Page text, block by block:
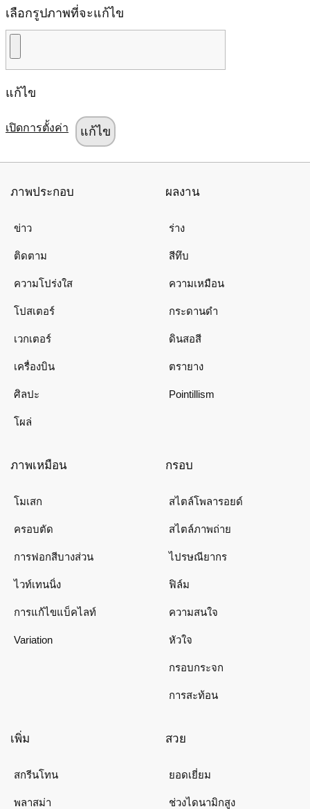
เลือกรูปภาพที่จะแก้ไข
แก้ไข
เปิดการตั้งค่า
ภาพประกอบ
ข่าว
ติดตาม
ความโปร่งใส
โปสเตอร์
เวกเตอร์
เครื่องบิน
ศิลปะ
โผล่
ผลงาน
ร่าง
สีทึบ
ความเหมือน
กระดานดำ
ดินสอสี
ตรายาง
Pointillism
ภาพเหมือน
โมเสก
ครอบตัด
การฟอกสีบางส่วน
ไวท์เทนนิ่ง
การแก้ไขแบ็คไลท์
Variation
กรอบ
สไตล์โพลารอยด์
สไตล์ภาพถ่าย
ไปรษณียากร
ฟิล์ม
ความสนใจ
หัวใจ
กรอบกระจก
การสะท้อน
เพิ่ม
สกรีนโทน
พลาสม่า
สวย
ยอดเยี่ยม
ช่วงไดนามิกสูง